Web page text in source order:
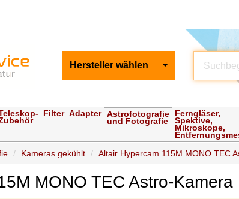
Hersteller wählen
Filter Adapter Astrofotografie
und Fotografie
Ferngläser,
Spektive,
Mikroskope,
Kameras gekühlt Altair Hypercam 115M MONO TEC
MONO TEC Astro-